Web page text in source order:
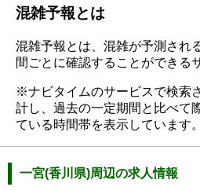
混雑予報とは
混雑予報とは、混雑が予測され
間ごとに確認することができる
※ナビタイムのサービスで検索
計し、過去の一定期間と比べて
ている時間帯を表示しています。
一宮(香川県)周辺の求人情報